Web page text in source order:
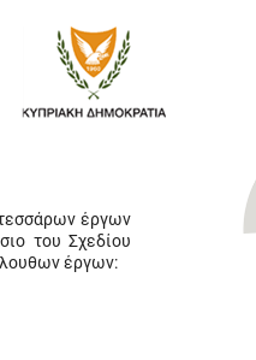
έργων
του Σχεδίου
έργων: